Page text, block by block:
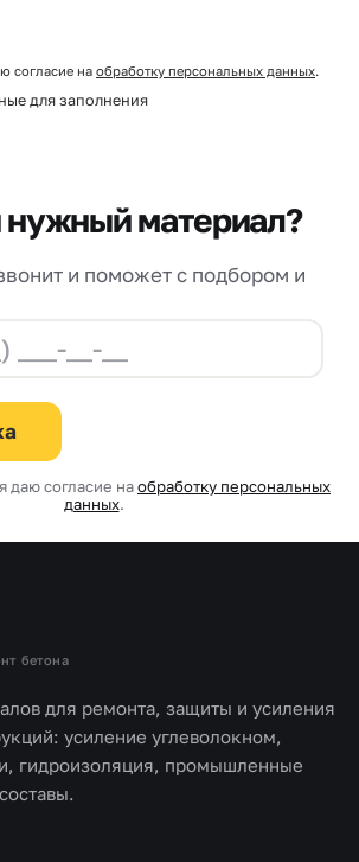
согласие на обработку персональных данных.
для заполнения
материал?
и поможет с подбором и
даю согласие наобработку персональных
данных.
бетона
для ремонта, защиты и усиления
усиление углеволокном,
гидроизоляция, промышленные